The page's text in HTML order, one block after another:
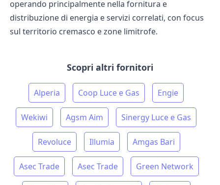
operando principalmente nella fornitura e
distribuzione di energia e servizi correlati, con focus
sul territorio cremasco e zone limitrofe.
Scopri altri fornitori
Alperia Coop Luce e Gas Engie
Wekiwi Agsm Aim Sinergy Luce e Gas
Revoluce Illumia Amgas Bari
Asec Trade Asec Trade Green Network